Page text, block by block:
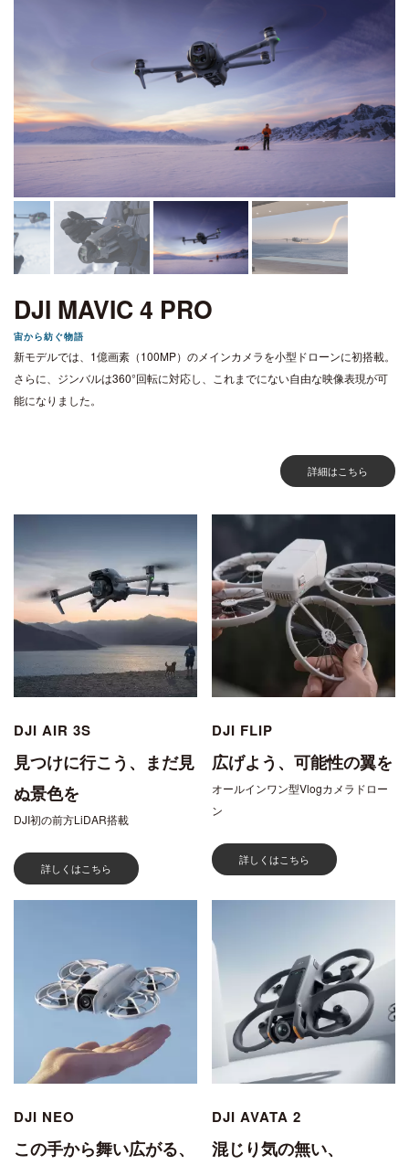
DJI MAVIC 4 PRO
宙から紡ぐ物語
新モデルでは、1億画素（100MP）のメインカメラを小型ドローンに初搭載。
さらに、ジンバルは360°回転に対応し、これまでにない自由な映像表現が可
能になりました。
詳細はこちら
DJI AIR 3S
見つけに行こう、まだ見
ぬ景色を
DJI初の前方LiDAR搭載
詳しくはこちら
DJI FLIP
広げよう、可能性の翼を
オールインワン型Vlogカメラドロー
ン
詳しくはこちら
DJI NEO
この手から舞い広がる、
DJI AVATA 2
混じり気の無い、